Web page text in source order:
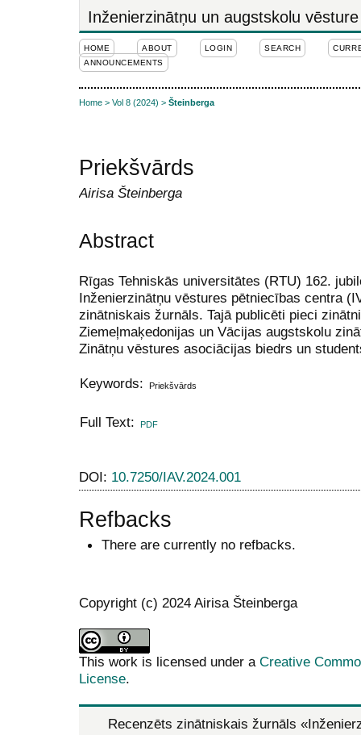
Inženierzinātņu un augstskolu vēsture
HOME ABOUT LOGIN SEARCH
ANNOUNCEMENTS
Home > Vol 8 (2024) > Šteinberga
Priekšvārds
Airisa Šteinberga
Abstract
Rīgas Tehniskās universitātes (RTU) 162.
Inženierzinātņu vēstures pētniecības centra
zinātniskais žurnāls. Tajā publicēti pieci
Ziemeļmaķedonijas un Vācijas augstskolu
Zinātņu vēstures asociācijas biedrs un
Keywords: Priekšvārds
Full Text: PDF
DOI: 10.7250/IAV.2024.001
Refbacks
There are currently no refbacks.
Copyright (c) 2024 Airisa Šteinberga
This work is licensed under a Creative
License.
Recenzēts zinātniskais žurnāls